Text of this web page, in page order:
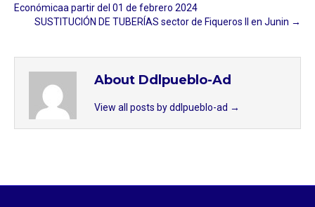
Económicaa partir del 01 de febrero 2024
SUSTITUCIÓN DE TUBERÍAS sector de Fiqueros II en Junin →
About Ddlpueblo-Ad
View all posts by ddlpueblo-ad →